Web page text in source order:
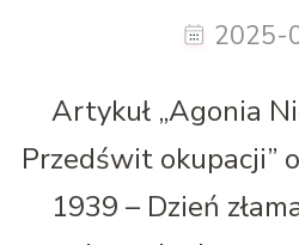
2025-
Artykuł „Agonia
Przedświt okupacji”
1939 – Dzień